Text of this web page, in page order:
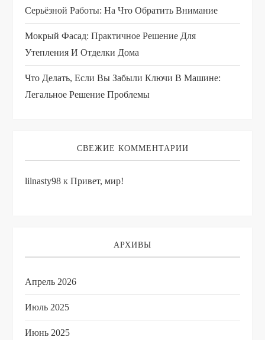
п
и
с
я
Серьёзной Работы: На Что Обратить Внимание
Мокрый Фасад: Практичное Решение Для
Утепления И Отделки Дома
Что Делать, Если Вы Забыли Ключи В Машине:
Легальное Решение Проблемы
СВЕЖИЕ КОММЕНТАРИИ
lilnasty98 кПривет, мир!
АРХИВЫ
Апрель 2026
Июль 2025
Июнь 2025